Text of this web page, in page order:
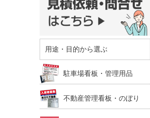
用途・目的から選ぶ
駐車場看板・管理用品
不動産管理看板・のぼり